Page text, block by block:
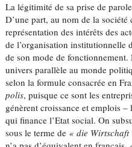
La légitimité de sa prise de
D’une part, au nom de la
représentation des intérêts des
de l’organisation institutionnelle
de son mode de
univers parallèle au monde
selon la formule consacrée en
polis, puisque ce sont les
génèrent croissance et emplois
qui finance l’Etat social. On
sous le terme de « die